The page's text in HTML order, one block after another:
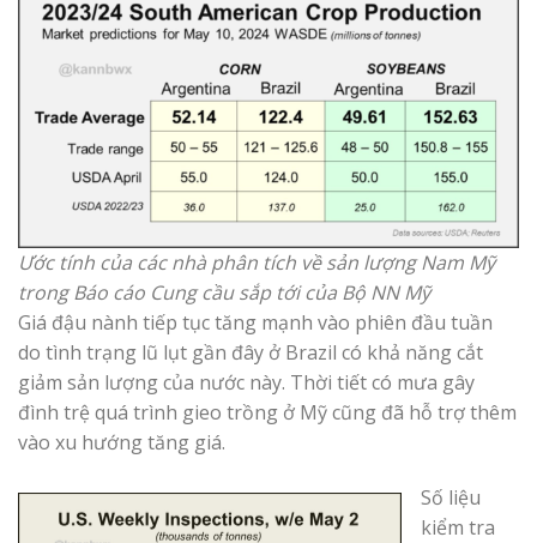
Ước tính của các nhà phân tích về sản lượng Nam Mỹ
trong Báo cáo Cung cầu sắp tới của Bộ NN Mỹ
Giá đậu nành tiếp tục tăng mạnh vào phiên đầu tuần
do tình trạng lũ lụt gần đây ở Brazil có khả năng cắt
giảm sản lượng của nước này. Thời tiết có mưa gây
đình trệ quá trình gieo trồng ở Mỹ cũng đã hỗ trợ thêm
vào xu hướng tăng giá.
Số liệu
kiểm tra